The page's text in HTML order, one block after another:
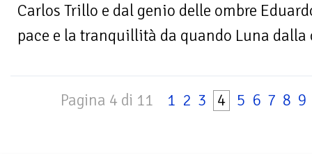
Carlos Trillo e dal genio delle ombre
pace e la tranquillità da quando Luna
Pagina 4 di 11 1 2 3 4 5 6 7 8 9